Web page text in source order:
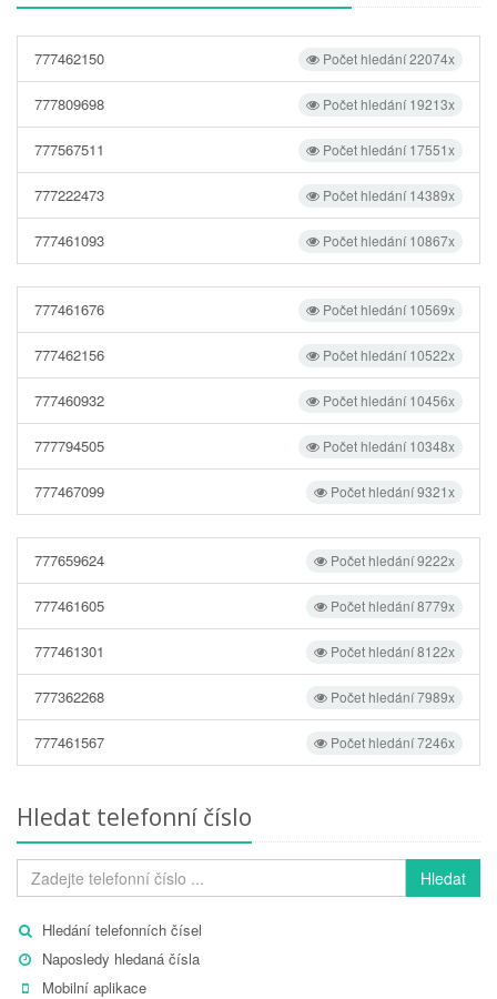
Počet hledání 22074x
777462150
Počet hledání 19213x
777809698
Počet hledání 17551x
777567511
Počet hledání 14389x
777222473
Počet hledání 10867x
777461093
Počet hledání 10569x
777461676
Počet hledání 10522x
777462156
Počet hledání 10456x
777460932
Počet hledání 10348x
777794505
Počet hledání 9321x
777467099
Počet hledání 9222x
777659624
Počet hledání 8779x
777461605
Počet hledání 8122x
777461301
Počet hledání 7989x
777362268
Počet hledání 7246x
777461567
Hledat telefonní číslo
Hledat
Hledání telefonních čísel
Naposledy hledaná čísla
Mobilní aplikace